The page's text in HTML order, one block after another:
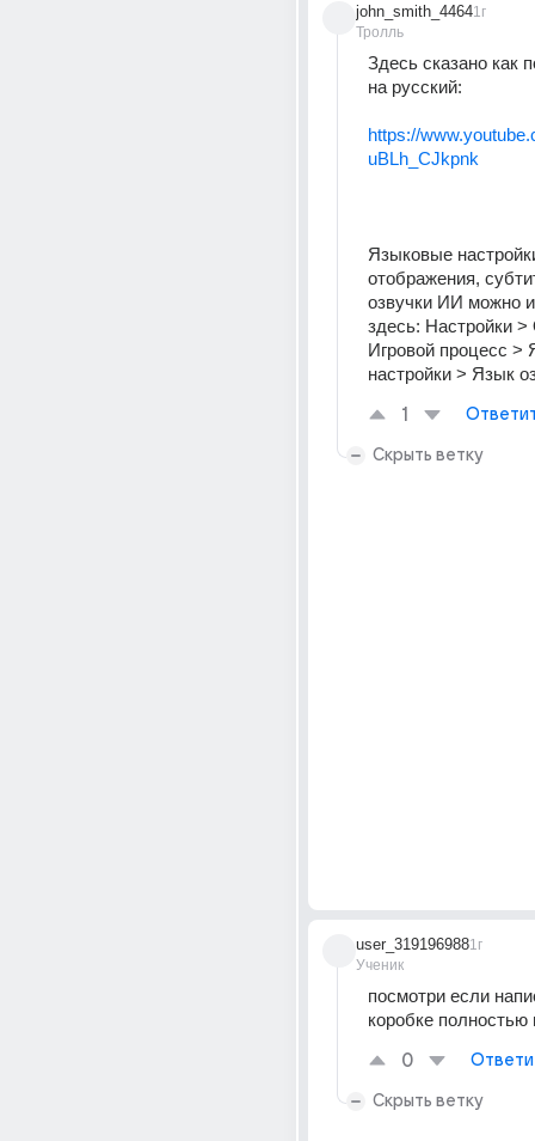
john_smith_4464
Тролль
1г
Здесь сказано как
на русский:
https://
uBLh_CJkpnk
Языковые
отображения,
озвучки ИИ можно
здесь: Настройки
Игровой процесс >
настройки > Язык
1
Скрыть ветку
user_319196988
Ученик
1г
посмотри если
коробке полностью
0
Скрыть ветку